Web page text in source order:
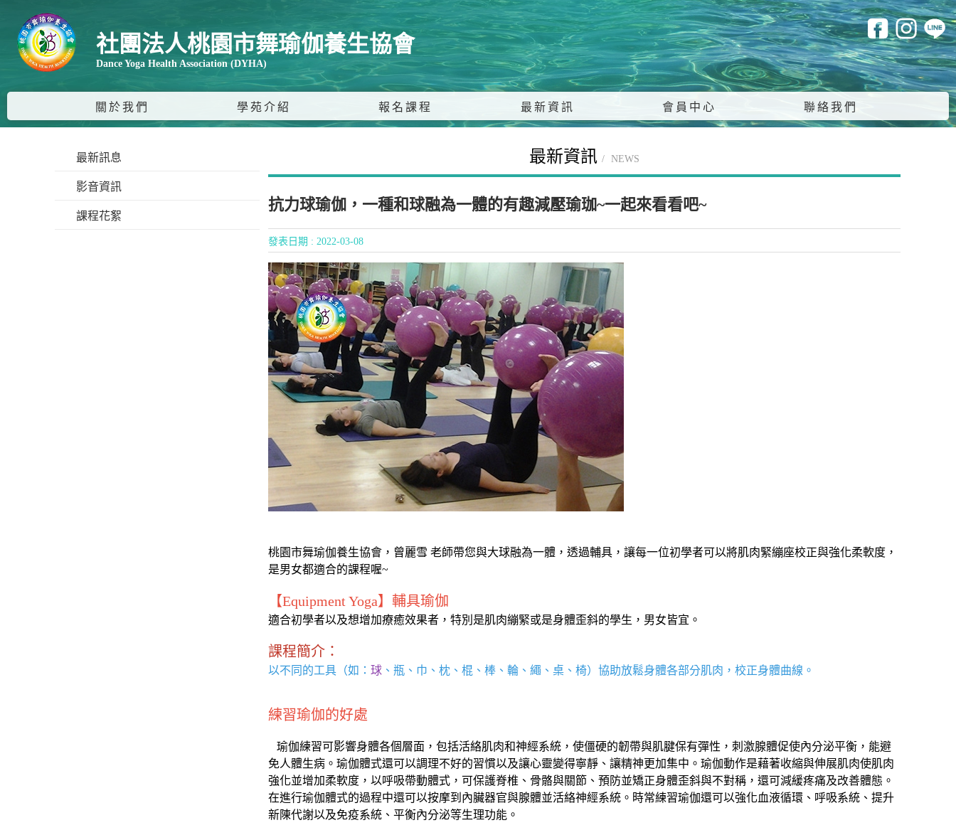
社團法人桃園市舞瑜伽養生協會
Dance Yoga Health Association (DYHA)
關於我們 學苑介紹 報名課程 最新資訊 會員中心 聯絡我們
最新訊息
影音資訊
課程花絮
最新資訊 NEWS
抗力球瑜伽，一種和球融為一體的有趣減壓瑜珈~一起來看看吧~
發表日期 : 2022-03-08
桃園市舞瑜伽養生協會，曾麗雪 老師帶您與大球融為一體，透過輔具，讓每一位初學者可以將肌肉緊繃座校正與強化柔軟度，
是男女都適合的課程喔~
【Equipment Yoga】輔具瑜伽
適合初學者以及想增加療癒效果者，特別是肌肉繃緊或是身體歪斜的學生，男女皆宜。
課程簡介：
以不同的工具（如：球 、瓶、巾、枕、棍、棒、輪、繩、桌、椅）協助放鬆身體各部分肌肉，校正身體曲線。
練習瑜伽的好處
瑜伽練習可影響身體各個層面，包括活絡肌肉和神經系統，使僵硬的韌帶與肌腱保有彈性，刺激腺體促使內分泌平衡，能避
免人體生病。瑜伽體式還可以調理不好的習慣以及讓心靈變得寧靜、讓精神更加集中。瑜伽動作是藉著收縮與伸展肌肉使肌肉
強化並增加柔軟度，以呼吸帶動體式，可保護脊椎、骨骼與關節、預防並矯正身體歪斜與不對稱，還可減緩疼痛及改善體態。
在進行瑜伽體式的過程中還可以按摩到內臟器官與腺體並活絡神經系統。時常練習瑜伽還可以強化血液循環、呼吸系統、提升
新陳代謝以及免疫系統、平衡內分泌等生理功能。